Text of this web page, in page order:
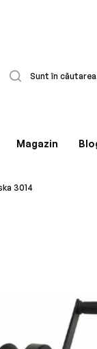
Magazin
3014